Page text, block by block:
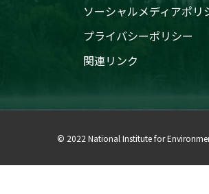
ソーシャルメディアポリ
プライバシーポリシー
関連リンク
© 2022 National Institute for